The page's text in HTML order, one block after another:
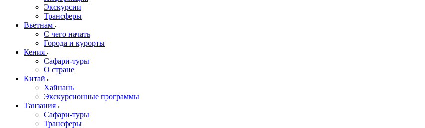
Экскурсии
Трансферы
Вьетнам
С чего начать
Города и курорты
Кения
Сафари-туры
О стране
Китай
Хайнань
Экскурсионные программы
Танзания
Сафари-туры
Трансферы